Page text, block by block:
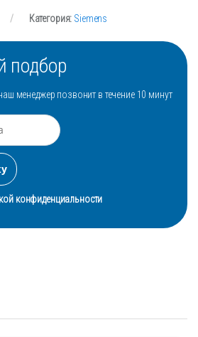
Категория: Siemens
подбор
менеджер позвонит в течение 10 минут
конфиденциальности